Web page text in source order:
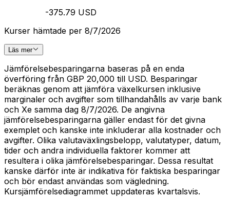
-375.79 USD
Kurser hämtade per 8/7/2026
Läs mer
Jämförelsebesparingarna baseras på en enda
överföring från GBP 20,000 till USD. Besparingar
beräknas genom att jämföra växelkursen inklusive
marginaler och avgifter som tillhandahålls av varje bank
och Xe samma dag 8/7/2026. De angivna
jämförelsebesparingarna gäller endast för det givna
exemplet och kanske inte inkluderar alla kostnader och
avgifter. Olika valutaväxlingsbelopp, valutatyper, datum,
tider och andra individuella faktorer kommer att
resultera i olika jämförelsebesparingar. Dessa resultat
kanske därför inte är indikativa för faktiska besparingar
och bör endast användas som vägledning.
Kursjämförelsediagrammet uppdateras kvartalsvis.